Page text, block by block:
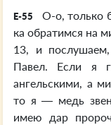
E-55
О-о, только
ка обратимся на
13, и
Павел. Если я
ангельскими, а
то я — медь
имею дар